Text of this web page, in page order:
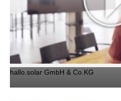
hallo.solar GmbH & Co.KG